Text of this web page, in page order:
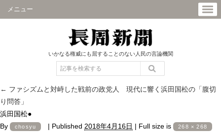
メニュー
いかなる権威にも屈することのない人民の言論機関
← ファシズムと対峙した戦前の政党人 現代に響く浜田国松の「腹切
り問答」
浜田国松●
By
chosyu | Published 2018年4月16日 | Full size is 268 × 268